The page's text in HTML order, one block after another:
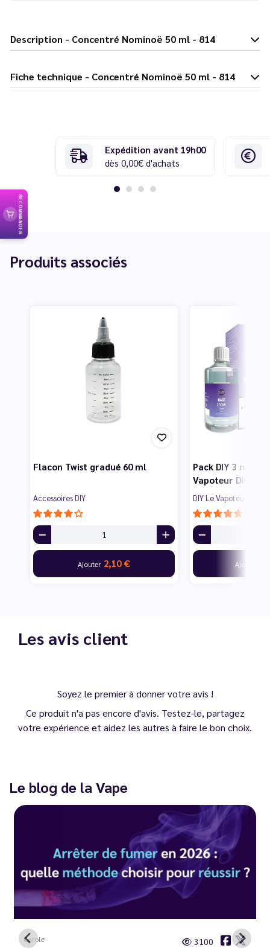
Description - Concentré Nominoë 50 ml - 814
Fiche technique - Concentré Nominoë 50 ml - 814
Expédition avant 19h00
dès 0,00€ d'achats
Produits associés
Flacon Twist gradué 60 ml
Accessoires DIY
Ajouter 2,10 €
Pack DIY 3 mg
Vapoteur
DIY Le Vapoteur
Ajouter
Les avis client
Soyez le premier à donner votre avis !
Ce produit n'a pas encore d'avis. Testez-le, partagez
votre expérience et aidez les autres à faire le bon choix.
Le blog de la Vape
Carole 3100
RECOMMANDER